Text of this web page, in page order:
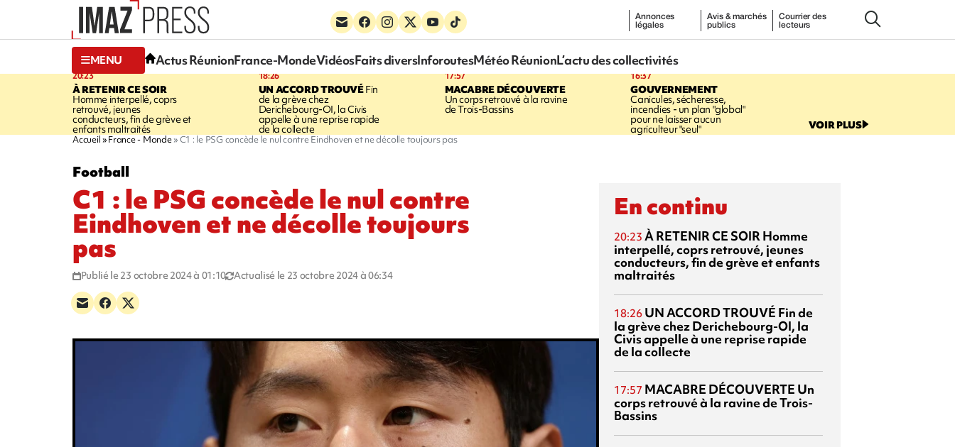
Annonces
légales
Avis & marchés
publics
Courrier des
lecteurs
MENU Actus RéunionFrance-MondeVidéosFaits diversInforoutesMétéo RéunionL’actu des collectivités
20:23
À RETENIR CE SOIR
Homme interpellé, coprs
retrouvé, jeunes
conducteurs, fin de grève et
enfants maltraités
18:26
UN ACCORD TROUVÉFin
de la grève chez
Derichebourg-OI, la Civis
appelle à une reprise rapide
de la collecte
17:57
MACABRE DÉCOUVERTE
Un corps retrouvé à la ravine
de Trois-Bassins
16:37
GOUVERNEMENT
Canicules, sécheresse,
incendies - un plan "global"
pour ne laisser aucun
agriculteur "seul" VOIR PLUS
Accueil France - Monde C1 : le PSG concède le nul contre Eindhoven et ne décolle toujours pas
Football
C1 : le PSG concède le nul contre
Eindhoven et ne décolle toujours
pas
Publié le 23 octobre 2024 à 01:10 Actualisé le 23 octobre 2024 à 06:34
En continu
20:23 À RETENIR CE SOIR Homme
interpellé, coprs retrouvé, jeunes
conducteurs, fin de grève et enfants
maltraités
18:26 UN ACCORD TROUVÉ Fin de
la grève chez Derichebourg-OI, la
Civis appelle à une reprise rapide
de la collecte
17:57 MACABRE DÉCOUVERTE Un
corps retrouvé à la ravine de Trois-
Bassins